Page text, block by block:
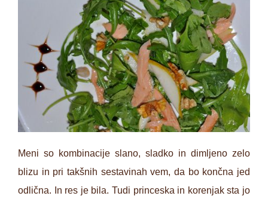
Meni so kombinacije slano, sladko in dimljeno zelo
blizu in pri takšnih sestavinah vem, da bo končna jed
odlična. In res je bila. Tudi princeska in korenjak sta jo